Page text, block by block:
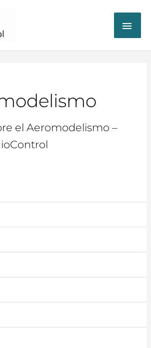
el Aeromodelismo –